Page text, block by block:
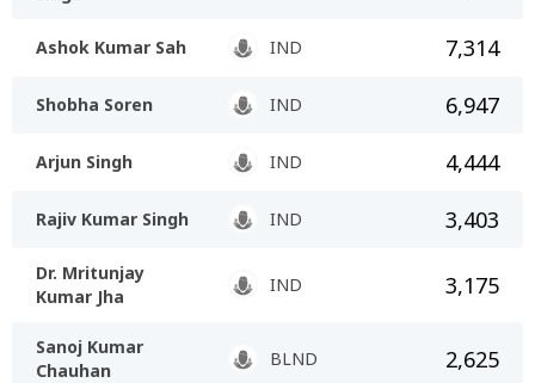
Ashok Kumar Sah IND 7,314
Shobha Soren IND 6,947
Arjun Singh IND 4,444
Rajiv Kumar Singh IND 3,403
Dr. Mritunjay
Kumar Jha
IND 3,175
Sanoj Kumar
Chauhan
BLND 2,625